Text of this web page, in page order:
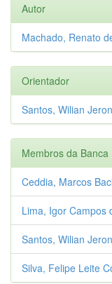
Autor
Machado, Renato
Orientador
Santos, Wilian
Membros da Banca
Ceddia, Marcos
Lima, Igor Campos
Santos, Wilian
Silva, Felipe Leite